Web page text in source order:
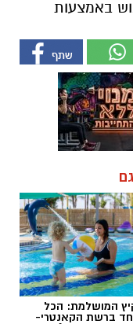
המושלמת: הכל
ברשת הקאנטרי-
+ חודש מתנה (כולל